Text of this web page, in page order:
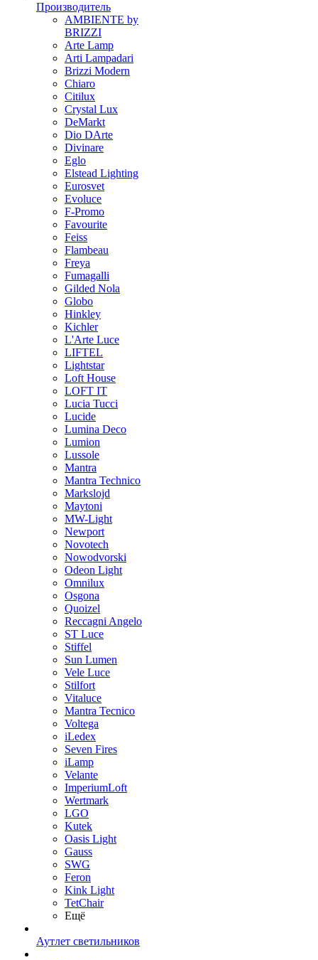
Производитель
AMBIENTE by
BRIZZI
Arte Lamp
Arti Lampadari
Brizzi Modern
Chiaro
Citilux
Crystal Lux
DeMarkt
Dio DArte
Divinare
Eglo
Elstead Lighting
Eurosvet
Evoluce
F-Promo
Favourite
Feiss
Flambeau
Freya
Fumagalli
Gilded Nola
Globo
Hinkley
Kichler
L'Arte Luce
LIFTEL
Lightstar
Loft House
LOFT IT
Lucia Tucci
Lucide
Lumina Deco
Lumion
Lussole
Mantra
Mantra Technico
Markslojd
Maytoni
MW-Light
Newport
Novotech
Nowodvorski
Odeon Light
Omnilux
Osgona
Quoizel
Reccagni Angelo
ST Luce
Stiffel
Sun Lumen
Vele Luce
Stilfort
Vitaluce
Mantra Tecnico
Voltega
iLedex
Seven Fires
iLamp
Velante
ImperiumLoft
Wertmark
LGO
Kutek
Oasis Light
Gauss
SWG
Feron
Kink Light
TetСhair
Ещё
Аутлет светильников